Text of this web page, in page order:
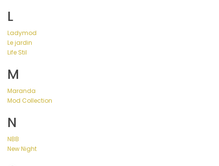
L
Ladymod
Le jardin
Life Stil
M
Maranda
Mod Collection
N
NBB
New Night